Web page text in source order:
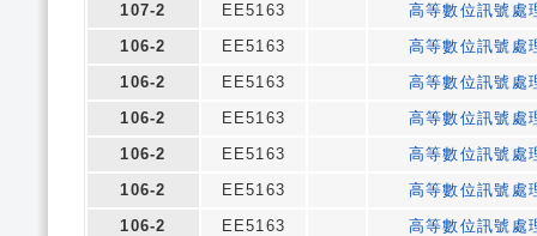
107-2
EE5163
高等數位訊號處
106-2
EE5163
高等數位訊號處
106-2
EE5163
高等數位訊號處
106-2
EE5163
高等數位訊號處
106-2
EE5163
高等數位訊號處
106-2
EE5163
高等數位訊號處
106-2
EE5163
高等數位訊號處